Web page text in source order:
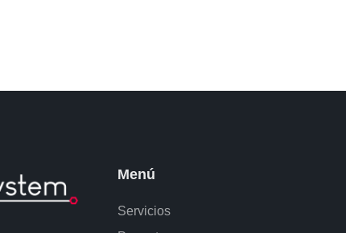
Menú
Servicios